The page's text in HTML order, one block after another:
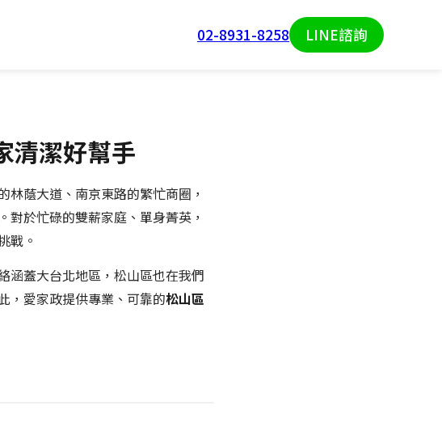
02-8931-8258 LINE諮詢
清潔好幫手
蔭大道、南京東路的繁忙商圈，
於忙碌的雙薪家庭、單身菁英，
戰。
涵蓋大台北地區，松山區也在我們
，愛家政提供專業、可靠的松山區